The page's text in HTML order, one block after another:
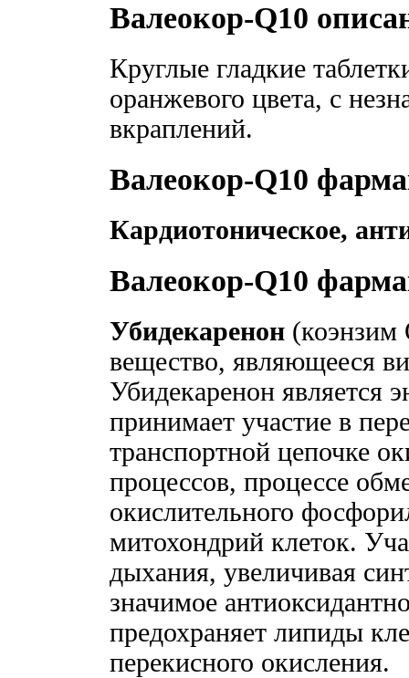
Валеокор-Q10
Круглые гладкие
оранжевого цвета, с
вкраплений.
Валеокор-Q10
Кардиотоническое,
Валеокор-Q10
Убидекаренон
вещество, являющееся
Убидекаренон является
принимает участие в
транспортной цепочке
процессов, процессе
окислительного
митохондрий клеток.
дыхания, увеличивая
значимое
предохраняет липиды
перекисного окисления.